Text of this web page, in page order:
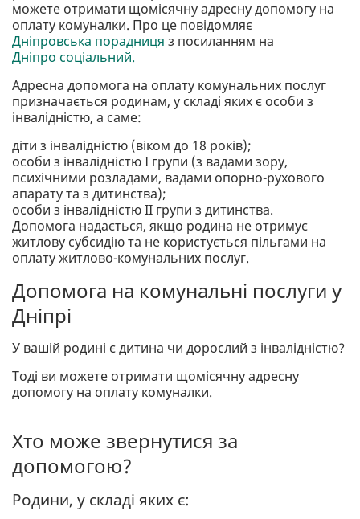
можете отримати щомісячну адресну допомогу на
оплату комуналки. Про це повідомляє
Дніпровська порадниця з посиланням на
Дніпро соціальний.
Адресна допомога на оплату комунальних послуг
призначається родинам, у складі яких є особи з
інвалідністю, а саме:
діти з інвалідністю (віком до 18 років);
особи з інвалідністю І групи (з вадами зору,
психічними розладами, вадами опорно-рухового
апарату та з дитинства);
особи з інвалідністю ІІ групи з дитинства.
Допомога надається, якщо родина не отримує
житлову субсидію та не користується пільгами на
оплату житлово-комунальних послуг.
Допомога на комунальні послуги у
Дніпрі
У вашій родині є дитина чи дорослий з інвалідністю?
Тоді ви можете отримати щомісячну адресну
допомогу на оплату комуналки.
Хто може звернутися за
допомогою?
Родини, у складі яких є: